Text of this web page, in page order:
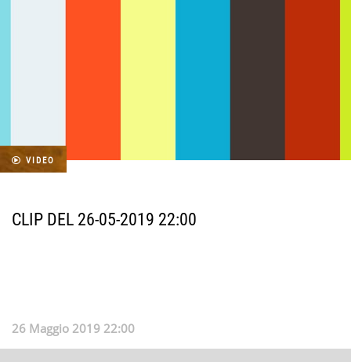
VIDEO
CLIP DEL 26-05-2019 22:00
26 Maggio 2019 22:00